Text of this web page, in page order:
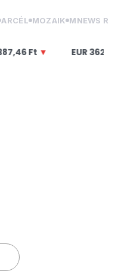
ARCÉL MOZAIK MNEWS
EUR362,08 Ft▼